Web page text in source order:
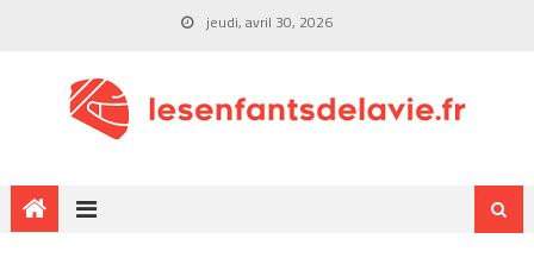
jeudi, avril 30, 2026